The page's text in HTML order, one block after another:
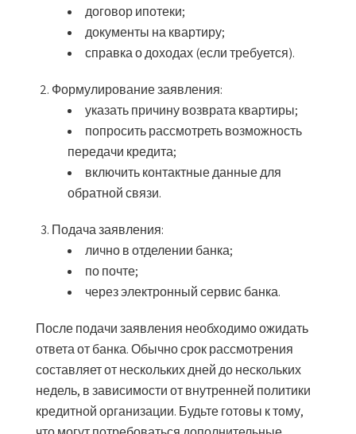
договор ипотеки;
документы на квартиру;
справка о доходах (если требуется).
Формулирование заявления:
указать причину возврата квартиры;
попросить рассмотреть возможность
передачи кредита;
включить контактные данные для
обратной связи.
Подача заявления:
лично в отделении банка;
по почте;
через электронный сервис банка.
После подачи заявления необходимо ожидать
ответа от банка. Обычно срок рассмотрения
составляет от нескольких дней до нескольких
недель, в зависимости от внутренней политики
кредитной организации. Будьте готовы к тому,